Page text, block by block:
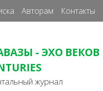
Авторам Контакты
- ЭХО ВЕКОВ
журнал